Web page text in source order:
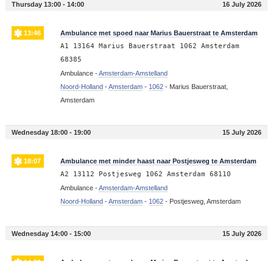
Thursday 13:00 - 14:00 16 July 2026
13:46 Ambulance met spoed naar Marius Bauerstraat te Amsterdam
A1 13164 Marius Bauerstraat 1062 Amsterdam
68385
Ambulance -Amsterdam-Amstelland
Noord-Holland-Amsterdam- 1062- Marius Bauerstraat,
Amsterdam
Wednesday 18:00 - 19:00 15 July 2026
18:07 Ambulance met minder haast naar Postjesweg te Amsterdam
A2 13112 Postjesweg 1062 Amsterdam 68110
Ambulance -Amsterdam-Amstelland
Noord-Holland-Amsterdam- 1062- Postjesweg, Amsterdam
Wednesday 14:00 - 15:00 15 July 2026